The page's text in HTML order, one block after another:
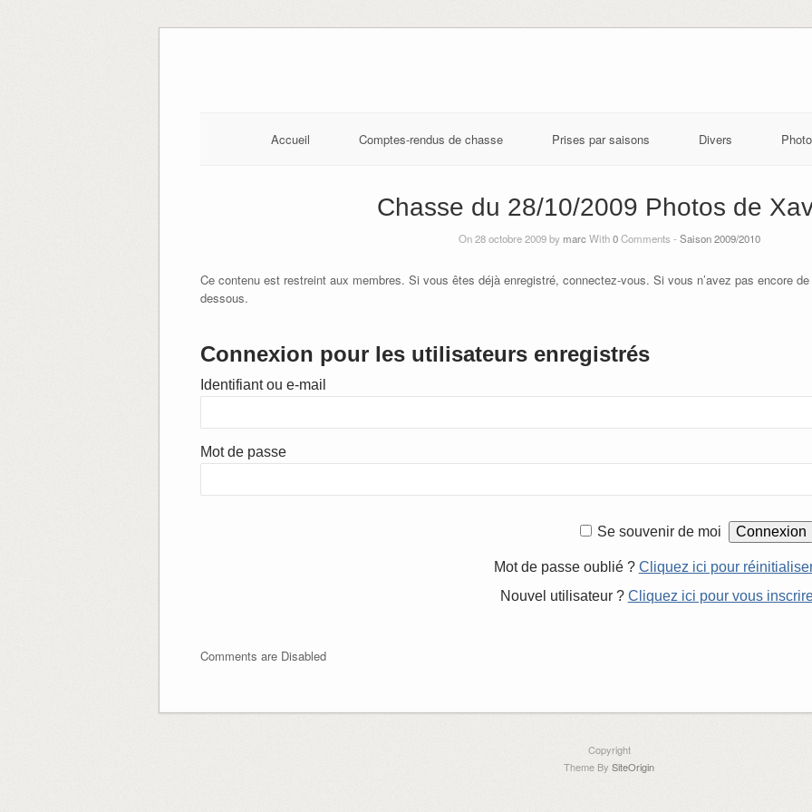
Accueil Comptes-rendus de chasse Prises par saisons Divers
Chasse du 28/10/2009 Photos de
On 28 octobre 2009 by marcWith0Comments - Saison 2009/2010
Ce contenu est restreint aux membres. Si vous êtes déjà enregistré, connectez-vous. Si vous n’avez pas encore
dessous.
Connexion pour les utilisateurs enregistrés
Identifiant ou e-mail
Mot de passe
Se souvenir de moi
Mot de passe oublié ? Cliquez ici pour
Nouvel utilisateur ? Cliquez ici pour vous
Comments are Disabled
Copyright
Theme By SiteOrigin